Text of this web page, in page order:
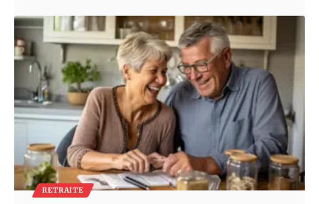
RETRAITE